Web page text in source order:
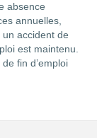
absence
annuelles,
un accident de
est maintenu.
fin d’emploi